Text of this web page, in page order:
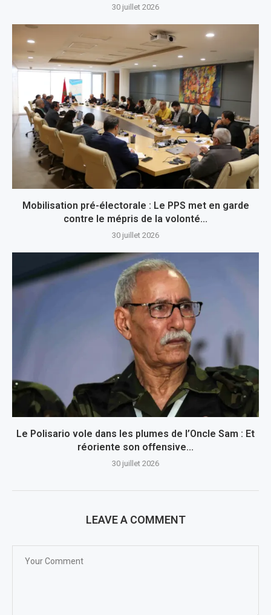
30 juillet 2026
Mobilisation pré-électorale : Le PPS met en garde
contre le mépris de la volonté...
30 juillet 2026
Le Polisario vole dans les plumes de l’Oncle Sam : Et
réoriente son offensive...
30 juillet 2026
LEAVE A COMMENT